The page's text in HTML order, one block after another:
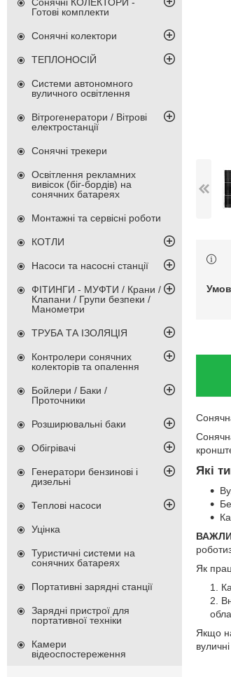
Які
Як
Якщо
Готові комплекти
Сонячні колектори
ТЕПЛОНОСІЙ
Системи автономного
вуличного освітлення
Вітрогенератори / Вітрові
електростанції
Сонячні трекери
Освітлення рекламних
вивісок (біг-бордів) на
сонячних батареях
Монтажні та сервісні роботи
КОТЛИ
Насоси та насосні станції
ФІТИНГИ - МУФТИ / Крани /
Клапани / Групи безпеки /
Манометри
ТРУБА ТА ІЗОЛЯЦІЯ
Контролери сонячних
колекторів та опалення
Бойлери / Баки /
Проточники
Розширювальні баки
Обігрівачі
Генератори бензинові і
дизельні
Теплові насоси
Уцінка
Туристичні системи на
сонячних батареях
Портативні зарядні станції
Зарядні пристрої для
портативної техніки
Камери
відеоспостереження